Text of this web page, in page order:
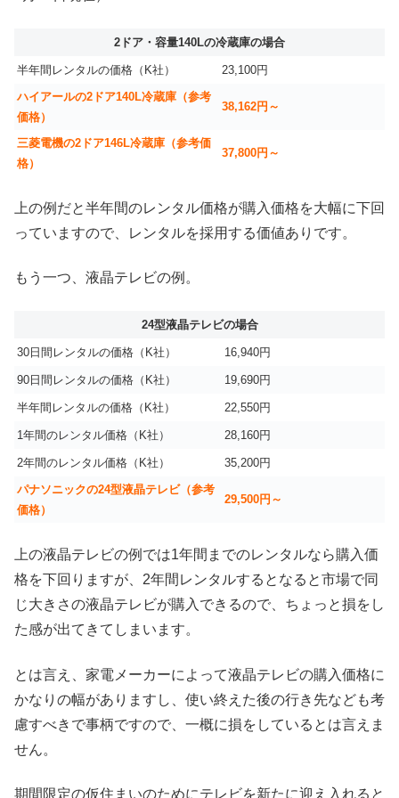
2ドア・容量140Lの冷蔵庫の場合
半年間レンタルの価格（K社）
23,100円
ハイアールの2ドア140L冷蔵庫（参考
価格）
38,162円～
三菱電機の2ドア146L冷蔵庫（参考価
格）
37,800円～
上の例だと半年間のレンタル価格が購入価格を大幅に下回
っていますので、レンタルを採用する価値ありです。
もう一つ、液晶テレビの例。
24型液晶テレビの場合
30日間レンタルの価格（K社） 16,940円
90日間レンタルの価格（K社） 19,690円
半年間レンタルの価格（K社） 22,550円
1年間のレンタル価格（K社） 28,160円
2年間のレンタル価格（K社）
35,200円
パナソニックの24型液晶テレビ（参考
価格）
29,500円～
上の液晶テレビの例では1年間までのレンタルなら購入価
格を下回りますが、2年間レンタルするとなると市場で同
じ大きさの液晶テレビが購入できるので、ちょっと損をし
た感が出てきてしまいます。
とは言え、家電メーカーによって液晶テレビの購入価格に
かなりの幅がありますし、使い終えた後の行き先なども考
慮すべきで事柄ですので、一概に損をしているとは言えま
せん。
期間限定の仮住まいのためにテレビを新たに迎え入れると